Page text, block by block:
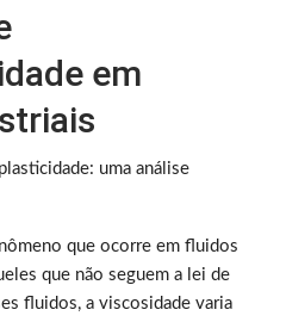
em
uma análise
que ocorre em fluidos
que não seguem a lei de
fluidos, a viscosidade varia